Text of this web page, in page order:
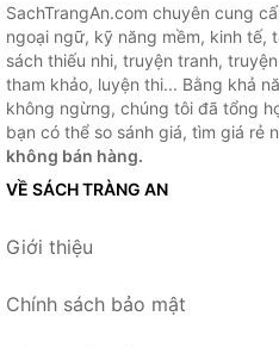
SachTrangAn.com chuyên cung
ngoại ngữ, kỹ năng mềm, kinh tế,
sách thiếu nhi, truyện tranh,
tham khảo, luyện thi... Bằng khả
không ngừng, chúng tôi đã tổng
bạn có thể so sánh giá, tìm giá rẻ
không bán hàng.
VỀ SÁCH TRÀNG AN
Giới thiệu
Chính sách bảo mật